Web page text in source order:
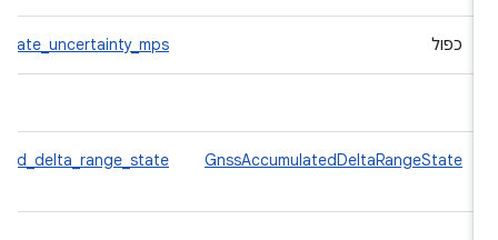
כפול
GnssAccumulatedDeltaRangeState